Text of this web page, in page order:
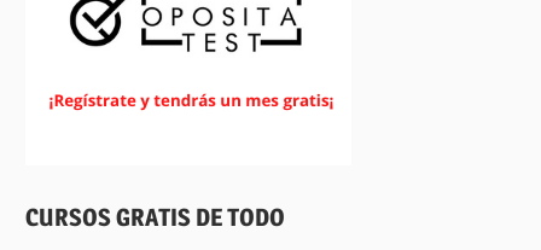
CURSOS GRATIS DE TODO